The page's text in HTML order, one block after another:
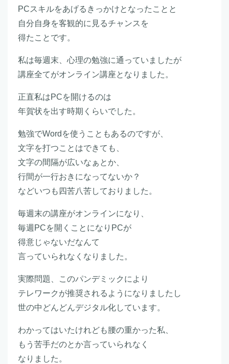
PCスキルをあげるきっかけとなったことと
自分自身を客観的に見るチャンスを
得たことです。
私は毎週末、心理の勉強に通っていましたが
講座全てがオンライン講座となりました。
正直私はPCを開けるのは
年賀状を出す時期くらいでした。
勉強でWordを使うこともあるのですが、
文字を打つことはできても、
文字の間隔が広いなぁとか、
行間が一行おきになってないか？
などいつも四苦八苦しておりました。
毎週末の講座がオンラインになり、
毎週PCを開くことになりPCが
得意じゃないだなんて
言っていられなくなりました。
実際問題、このパンデミックにより
テレワークが推奨されるようになりましたし
世の中どんどんデジタル化しています。
わかってはいたけれども腰の重かった私、
もう苦手だのとか言っていられなく
なりました。